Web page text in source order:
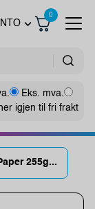
0
Eks. mva.
igjen til fri frakt
255g...